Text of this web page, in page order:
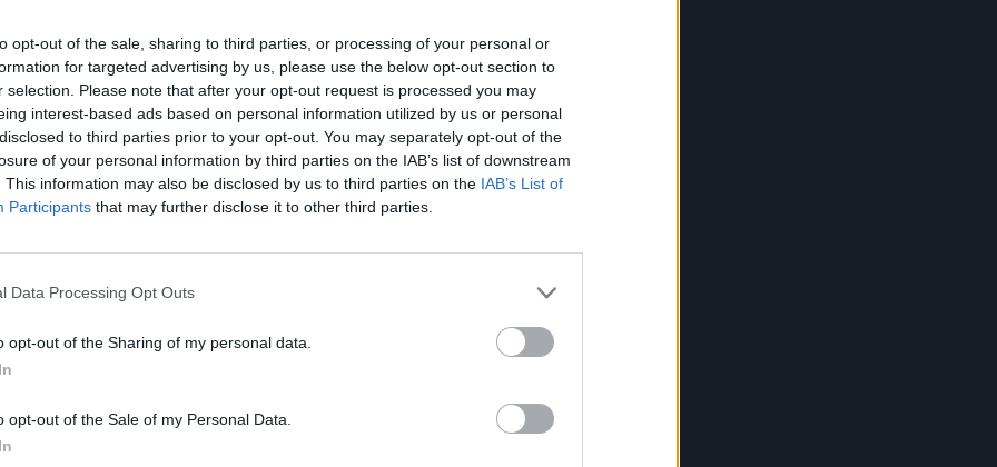
opt-out of the sale, sharing to third parties, or processing of your personal or
for targeted advertising by us, please use the below opt-out section to
selection. Please note that after your opt-out request is processed you may
interest-based ads based on personal information utilized by us or personal
to third parties prior to your opt-out. You may separately opt-out of the
of your personal information by third parties on the IAB’s list of downstream
This information may also be disclosed by us to third parties on the IAB’s List of
Participants that may further disclose it to other third parties.
Data Processing Opt Outs
opt-out of the Sharing of my personal data.
opt-out of the Sale of my Personal Data.
με το οποίο «αποζημιώνει» τα
από του χρόνου, καθώς η χρηματοδότηση
τον ΕΟΠΥΥ για τις ιατρικές πράξεις.
2025 έναν κοινό προϋπολογισμό για ιδιωτικό
Ποιος θα κερδίσει άραγε;
πούμε ότι πάνω σε αυτά βασίζεται σε μεγάλο
συμμάζεμα των οικονομικών των
είναι κάπως υπερβολική; Μάλιστα και ο
ο οποίος έχει «τραβήξει μεγάλο κουπί» για όλη
Αμερική χρειάστηκαν πάνω από 5 χρόνια για να